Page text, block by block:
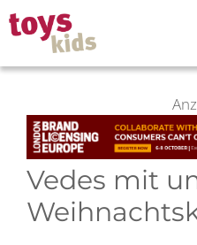
Zum
Inhalt
springen
Vedes mit